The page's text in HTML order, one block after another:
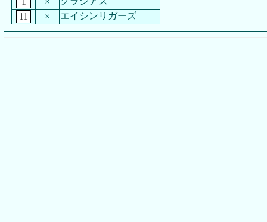
11
× エイシンリガーズ